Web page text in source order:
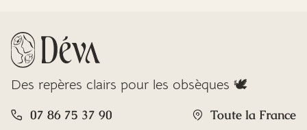
Des repères clairs pour les obsèques 🕊️
07 86 75 37 90 Toute la France